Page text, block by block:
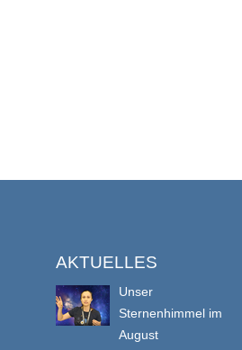
AKTUELLES
Unser
Sternenhimmel im
August